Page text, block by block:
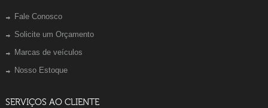
Fale Conosco
Solicite um Orçamento
Marcas de veículos
Nosso Estoque
SERVIÇOS AO CLIENTE